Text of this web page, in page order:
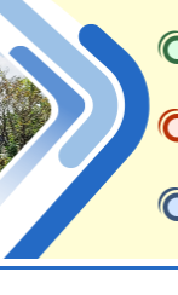
第2次